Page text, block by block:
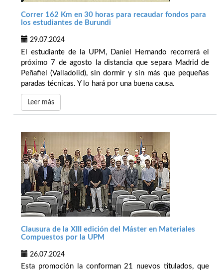
Correr 162 Km en 30 horas para recaudar fondos para
los estudiantes de Burundi
29.07.2024
El estudiante de la UPM, Daniel Hernando recorrerá el
próximo 7 de agosto la distancia que separa Madrid de
Peñafiel (Valladolid), sin dormir y sin más que pequeñas
paradas técnicas. Y lo hará por una buena causa.
Leer más
Clausura de la XIII edición del Máster en Materiales
Compuestos por la UPM
26.07.2024
Esta promoción la conforman 21 nuevos titulados, que